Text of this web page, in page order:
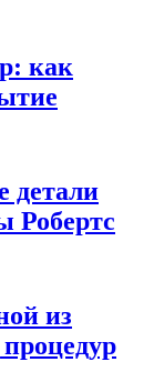
как
детали
Робертс
из